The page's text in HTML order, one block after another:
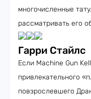
многочисленные
рассматривать его
Гарри Стайлс
Если Machine Gun
привлекательного
повзрослевшего